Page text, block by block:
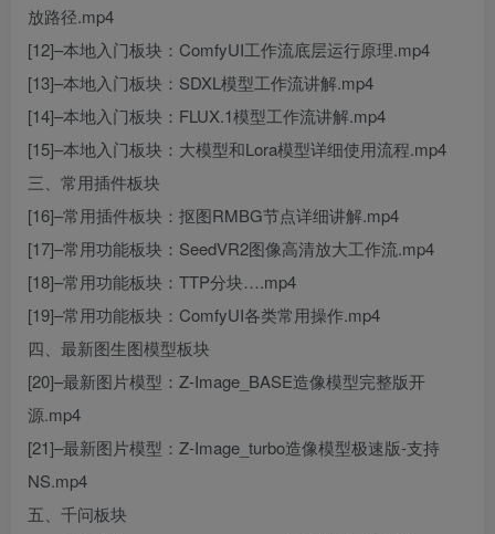
放路径.mp4
[12]–本地入门板块：ComfyUI工作流底层运行原理.mp4
[13]–本地入门板块：SDXL模型工作流讲解.mp4
[14]–本地入门板块：FLUX.1模型工作流讲解.mp4
[15]–本地入门板块：大模型和Lora模型详细使用流程.mp4
三、常用插件板块
[16]–常用插件板块：抠图RMBG节点详细讲解.mp4
[17]–常用功能板块：SeedVR2图像高清放大工作流.mp4
[18]–常用功能板块：TTP分块….mp4
[19]–常用功能板块：ComfyUI各类常用操作.mp4
四、最新图生图模型板块
[20]–最新图片模型：Z-Image_BASE造像模型完整版开
源.mp4
[21]–最新图片模型：Z-Image_turbo造像模型极速版-支持
NS.mp4
五、千问板块